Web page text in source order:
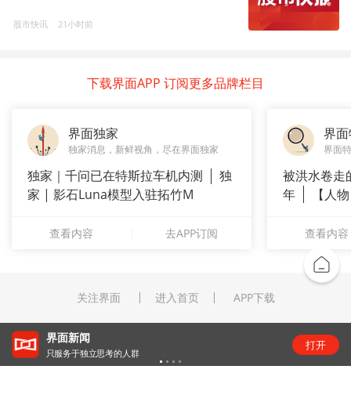
股市快讯 21小时前
下载界面APP 订阅更多品牌栏目
界面独家
独家消息，新鲜视角，尽在界面独家
独家｜千问已在特斯拉车机内测
独
家 | 影石Luna模型入驻拓竹M
查看内容 去APP订阅
界
界面
被洪水卷走
年
【人
查看内容
关注界面 进入首页 APP下载
界面新闻
只服务于独立思考的人群
打开